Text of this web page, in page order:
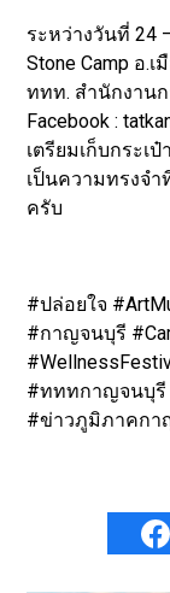
ระหว่างวันที่ 24
Stone Camp อ.
ททท. สำนักงาน
Facebook :
เตรียมเก็บกระเ
เป็นความทรงจำ
ครับ
#ปล่อยใจ
#กาญจนบุรี
#ทททกาญจนบุรี
#ข่าวภูมิภาคกา